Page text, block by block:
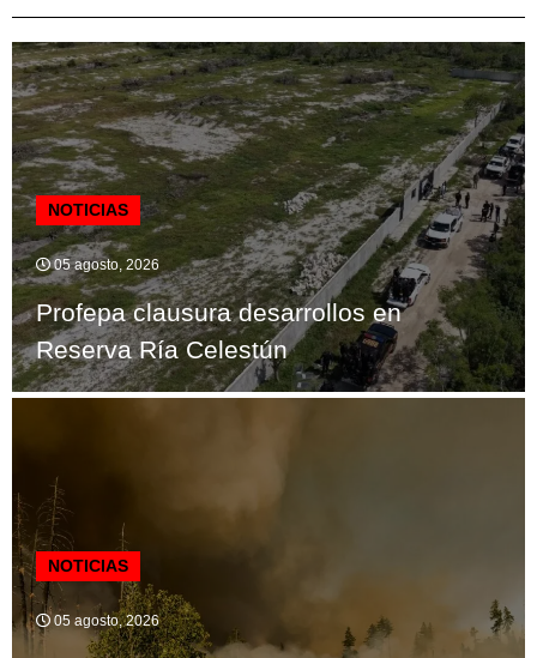
NOTICIAS
05 agosto, 2026
Profepa clausura desarrollos en
Reserva Ría Celestún
NOTICIAS
05 agosto, 2026